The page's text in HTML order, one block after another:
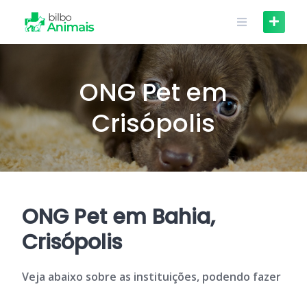
content
ONG Pet em
Crisópolis
ONG Pet em Bahia,
Crisópolis
Veja abaixo sobre as instituições, podendo fazer